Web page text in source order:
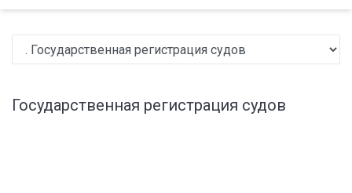
Государственная регистрация судов